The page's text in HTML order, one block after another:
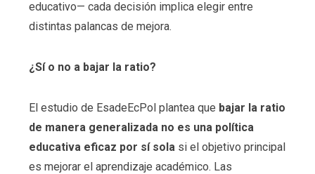
educativo— cada decisión implica elegir entre
distintas palancas de mejora.
¿Sí o no a bajar la ratio?
El estudio de EsadeEcPol plantea que bajar la ratio
de manera generalizada no es una política
educativa eficaz por sí sola si el objetivo principal
es mejorar el aprendizaje académico. Las